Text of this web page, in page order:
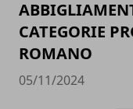
CATEGORIE
ROMANO
05/11/2024